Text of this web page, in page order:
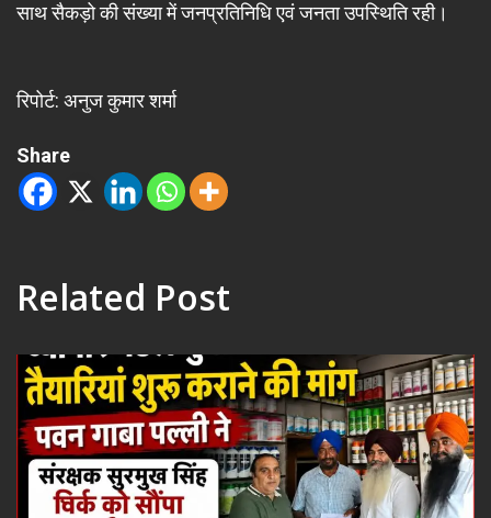
साथ सैकड़ो की संख्या में जनप्रतिनिधि एवं जनता उपस्थिति रही।
रिपोर्ट: अनुज कुमार शर्मा
Share
Related Post